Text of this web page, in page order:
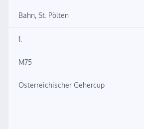
Bahn, St. Pölten
1.
M75
Österreichischer Gehercup